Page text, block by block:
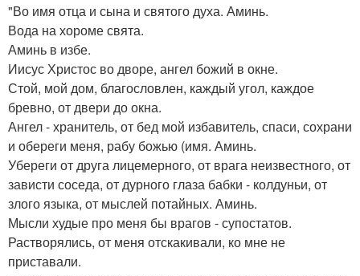
"Во имя отца и сына и святого духа. Аминь.
Вода на хороме свята.
Аминь в избе.
Иисус Христос во дворе, ангел божий в окне.
Стой, мой дом, благословлен, каждый угол, каждое
бревно, от двери до окна.
Ангел - хранитель, от бед мой избавитель, спаси, сохрани
и обереги меня, рабу божью (имя. Аминь.
Убереги от друга лицемерного, от врага неизвестного, от
зависти соседа, от дурного глаза бабки - колдуньи, от
злого языка, от мыслей потайных. Аминь.
Мысли худые про меня бы врагов - супостатов.
Растворялись, от меня отскакивали, ко мне не
приставали.